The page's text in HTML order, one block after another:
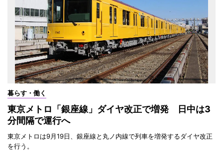
暮らす・働く
東京メトロ「銀座線」ダイヤ改正で増発 日中は3
分間隔で運行へ
東京メトロは9月19日、銀座線と丸ノ内線で列車を増発するダイヤ改正
を行う。